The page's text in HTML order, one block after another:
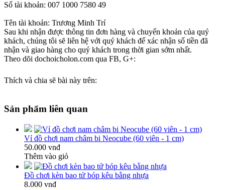
Số tài khoản: 007 1000 7580 49
Tên tài khoản: Trương Minh Trí
Sau khi nhận được thông tin đơn hàng và chuyển khoản của quý
khách, chúng tôi sẽ liên hệ với quý khách để xác nhận số tiền đã
nhận và giao hàng cho quý khách trong thời gian sớm nhất.
Theo dõi dochoicholon.com qua FB, G+:
Thích và chia sẽ bài này trên:
Sản phẩm liên quan
Vỉ đồ chơi nam châm bi Neocube (60 viên - 1 cm)
50.000 vnđ
Thêm vào giỏ
Đồ chơi kèn bao tử bóp kêu bằng nhựa
8.000 vnđ